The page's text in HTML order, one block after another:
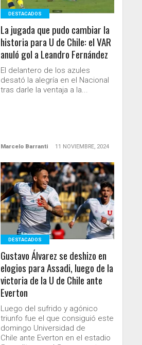
DESTACADOS
La jugada que pudo cambiar la
historia para U de Chile: el VAR
anuló gol a Leandro Fernández
El delantero de los azules
desató la alegría en el Nacional
tras darle la ventaja a la...
Marcelo Barranti 11 NOVIEMBRE, 2024
LEER MÁS
DESTACADOS
Gustavo Álvarez se deshizo en
elogios para Assadi, luego de la
victoria de la U de Chile ante
Everton
Luego del sufrido y agónico
triunfo fue el que consiguió este
domingo Universidad de
Chile ante Everton en el estadio